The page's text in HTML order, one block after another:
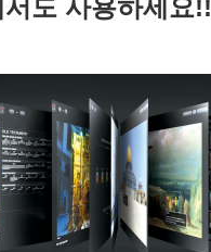
도 사용하세요!!